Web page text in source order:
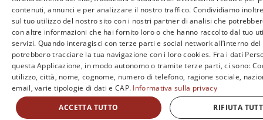
contenuti, annunci e per analizzare il nostro traffico. Condividiamo
sul tuo utilizzo del nostro sito con i nostri partner di analisi che
con altre informazioni che hai fornito loro o che hanno raccolto dal tuo
servizi. Quando interagisci con terze parti e social network all’interno
potrebbero tracciare la tua navigazione con i loro cookies. Fra i dati
questa Applicazione, in modo autonomo o tramite terze parti, ci sono:
utilizzo, città, nome, cognome, numero di telefono, ragione sociale,
email, varie tipologie di dati e CAP. Informativa sulla privacy
ACCETTA TUTTO
RIFIUTA